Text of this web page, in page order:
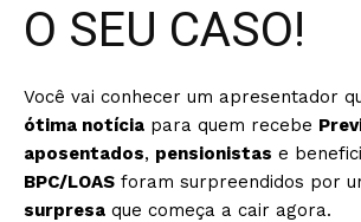
O SEU CASO!
Você vai conhecer um apresentador
ótima notícia para quem recebe
aposentados, pensionistas e
BPC/LOAS foram surpreendidos por
surpresa que começa a cair agora.